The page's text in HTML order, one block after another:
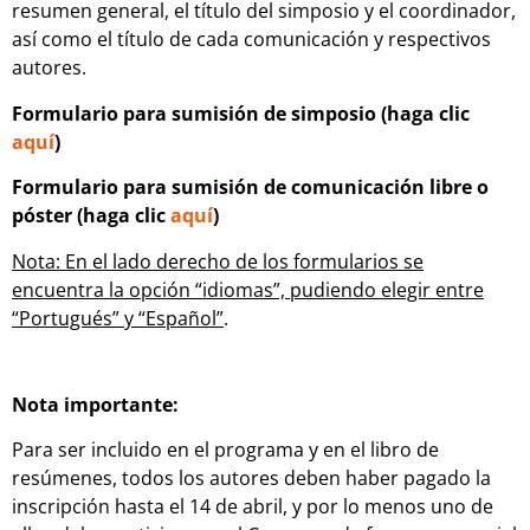
resumen general, el título del simposio y el coordinador,
así como el título de cada comunicación y respectivos
autores.
Formulario para sumisión de simposio (haga clic
aquí)
Formulario para sumisión de comunicación libre o
póster (haga clicaquí)
Nota: En el lado derecho de los formularios se
encuentra la opción “idiomas”, pudiendo elegir entre
“Portugués” y “Español”.
Nota importante:
Para ser incluido en el programa y en el libro de
resúmenes, todos los autores deben haber pagado la
inscripción hasta el 14 de abril, y por lo menos uno de